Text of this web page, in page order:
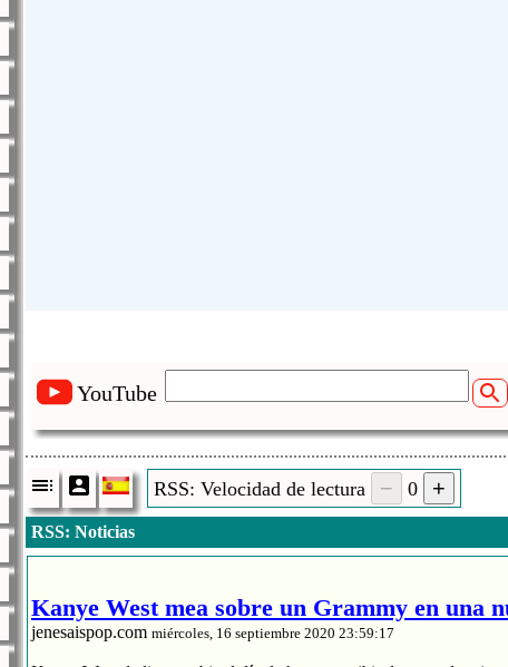
YouTube
RSS: Velocidad de lectura 0
RSS: Noticias
Kanye West mea sobre un Grammy en una
jenesaispop.com miércoles, 16 septiembre 2020 23:59:17